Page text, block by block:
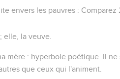
envers les pauvres : Comparez
;elle , la veuve.
mère : hyperbole poétique. Il ne
que ceux qui l'animent.